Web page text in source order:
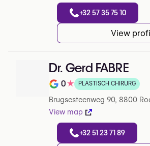
+32 57 35 75 10
View
Dr. Gerd FABRE
Note de 0 sur 5 sur Google
0★ PLASTISCH CHIRURG
Brugsesteenweg 90, 8800
View map
+32 51 23 71 89